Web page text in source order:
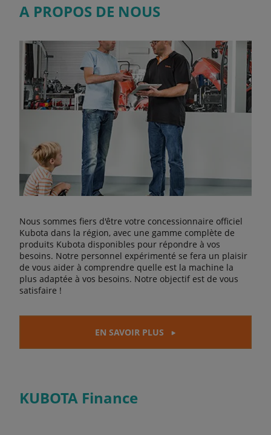
A PROPOS DE NOUS
Nous sommes fiers d'être votre concessionnaire officiel
Kubota dans la région, avec une gamme complète de
produits Kubota disponibles pour répondre à vos
besoins. Notre personnel expérimenté se fera un plaisir
de vous aider à comprendre quelle est la machine la
plus adaptée à vos besoins. Notre objectif est de vous
satisfaire !
EN SAVOIR PLUS
KUBOTA Finance